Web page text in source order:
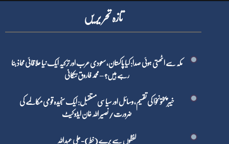
تازہ تحر یر یں
مکہ سے اٹھتی ہوئی صدا: کیا پاکستان، سعودی عرب اور ترکیہ ایک نیا علاقائی محاذ بنا
رہے ہیں؟ – محمد فاروق نتکانی
خیبر پختونخوا کی تقسیم، وسائل اور سیاسی مستقبل: ایک سنجیدہ قومی مکالمے کی
ضرورت/ نصیر اللہ خان ایڈوکیٹ
لفظوں سے پرے (خط)-علی عبداللہ